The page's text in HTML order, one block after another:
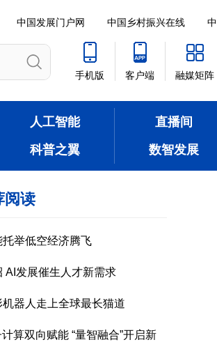
中国发展门户网 中国乡村振兴在线
手机版 客户端 融媒矩阵
人工智能
直播间
科普之翼 数智发展